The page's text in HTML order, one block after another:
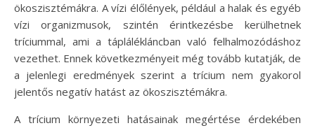
ökoszisztémákra. A vízi élőlények, például a halak és egyéb
vízi organizmusok, szintén érintkezésbe kerülhetnek
tríciummal, ami a táplálékláncban való felhalmozódáshoz
vezethet. Ennek következményeit még tovább kutatják, de
a jelenlegi eredmények szerint a trícium nem gyakorol
jelentős negatív hatást az ökoszisztémákra.
A trícium környezeti hatásainak megértése érdekében